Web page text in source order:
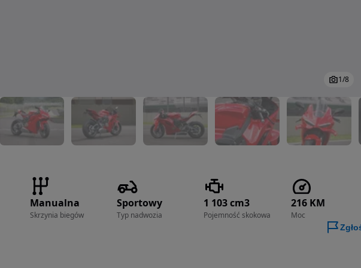
1/8
Manualna
Skrzynia biegów
Sportowy
Typ nadwozia
1 103 cm3
Pojemność skokowa
216 KM
Moc